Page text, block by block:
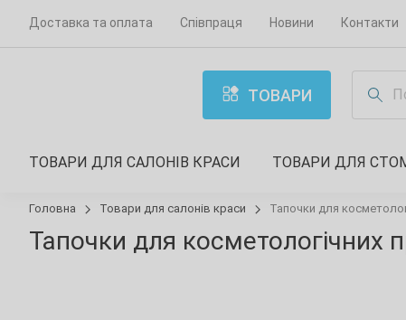
Доставка та оплата Співпраця Новини Контакти
ТОВАРИ
ТОВАРИ ДЛЯ САЛОНІВ КРАСИ ТОВАРИ ДЛЯ
Головна Товари для салонів краси Тапочки для
Тапочки для косметологічних